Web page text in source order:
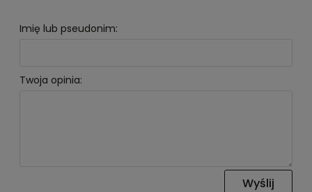
Imię lub pseudonim:
Twoja opinia:
Wyślij